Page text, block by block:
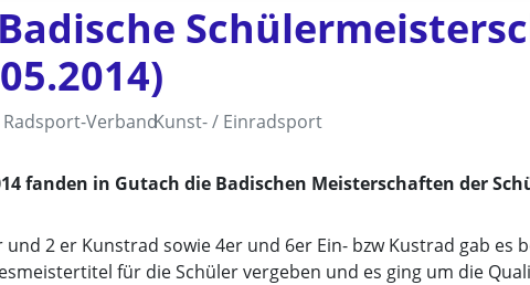
VerbandKunst- / Einradsport
fanden in Gutach die Badischen Meisterschaften der
2 er Kunstrad sowie 4er und 6er Ein- bzw Kustrad gab es
für die Schüler vergeben und es ging um die